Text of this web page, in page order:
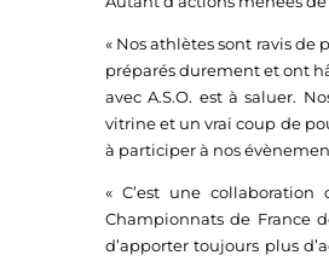
« Nos athlètes sont ravis
préparés durement et ont
avec A.S.O. est à saluer.
vitrine et un vrai coup de
à participer à nos
« C’est une
Championnats de France
d’apporter toujours plus